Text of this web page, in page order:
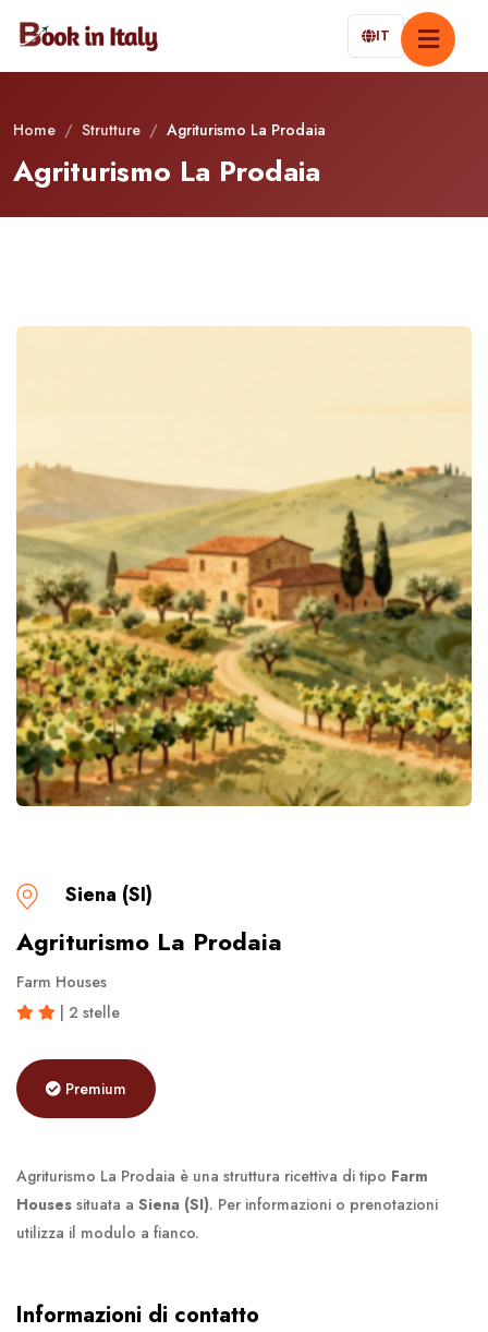
IT
Home / Strutture / Agriturismo La Prodaia
Agriturismo La Prodaia
Siena (SI)
Agriturismo La Prodaia
Farm Houses
| 2 stelle
Premium
Agriturismo La Prodaia è una struttura ricettiva di tipo Farm
Houses situata a Siena (SI). Per informazioni o prenotazioni
utilizza il modulo a fianco.
Informazioni di contatto